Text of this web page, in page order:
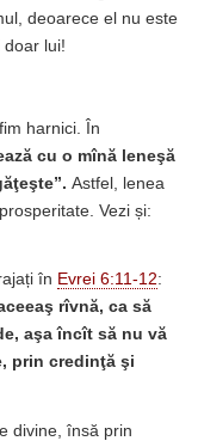
deoarece el nu este
doar lui!
harnici. În
cu o mînă leneşă
Astfel, lenea
Vezi și:
în Evrei 6:11-12:
rîvnă, ca să
aşa încît să nu vă
prin credinţă şi
divine, însă prin